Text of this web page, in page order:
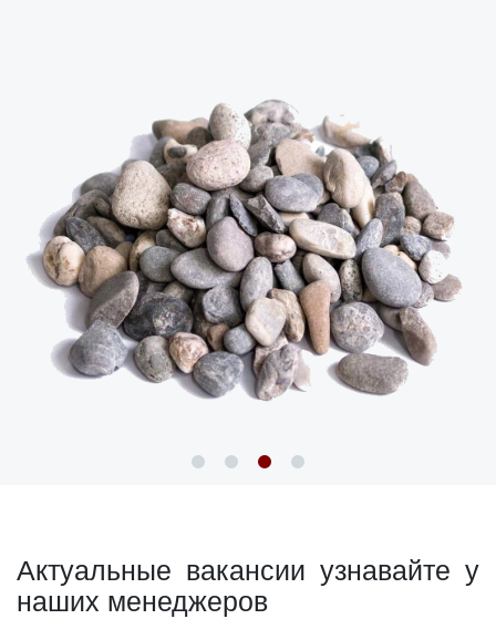
Актуальные вакансии узнавайте у
наших менеджеров